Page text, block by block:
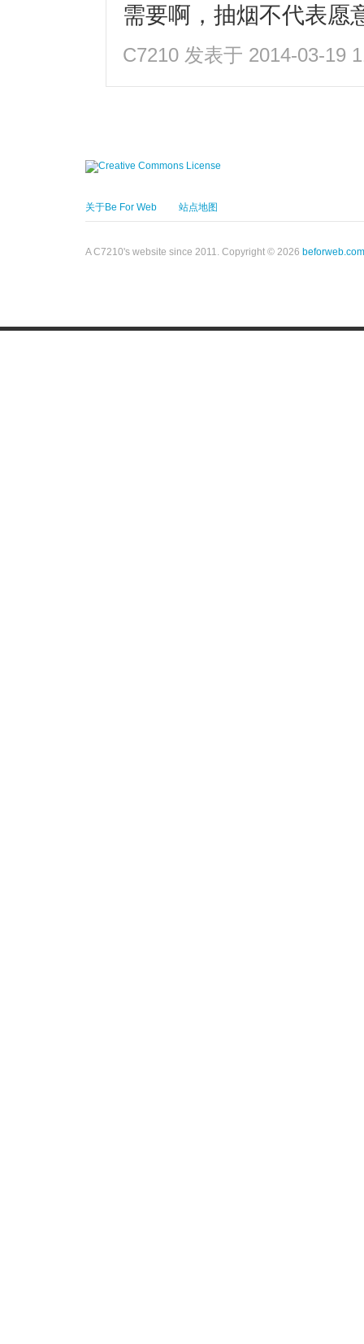
需要啊，抽烟不代表愿
C7210 发表于 2014-03-19
关于Be For Web 站点地图
A C7210's website since 2011. Copyright © 2026 beforweb.com